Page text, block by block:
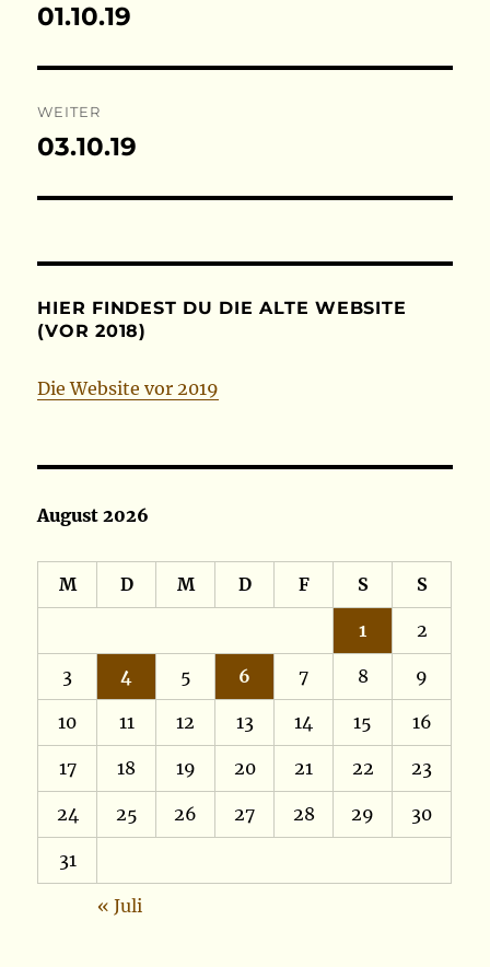
Vorheriger
01.10.19
WEITER
Nächster
03.10.19
HIER FINDEST DU DIE ALTE WEBSITE
(VOR 2018)
Die Website vor 2019
August 2026
M D M D F S S
1 2
3 4 5 6 7 8 9
10 11 12 13 14 15 16
17 18 19 20 21 22 23
24 25 26 27 28 29 30
31
« Juli